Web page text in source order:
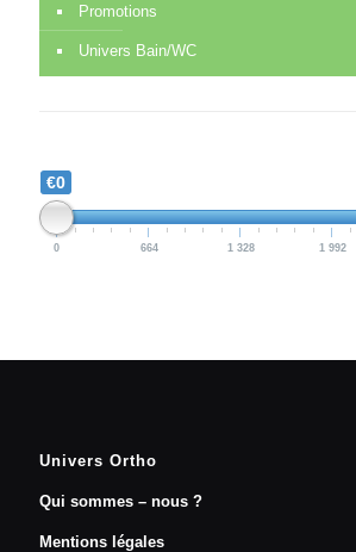
Promotions
Univers Bain/WC
€0
0 664 1 328 1 992
Univers Ortho
Qui sommes – nous ?
Mentions légales